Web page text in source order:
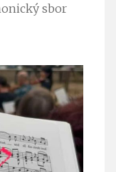
sbor